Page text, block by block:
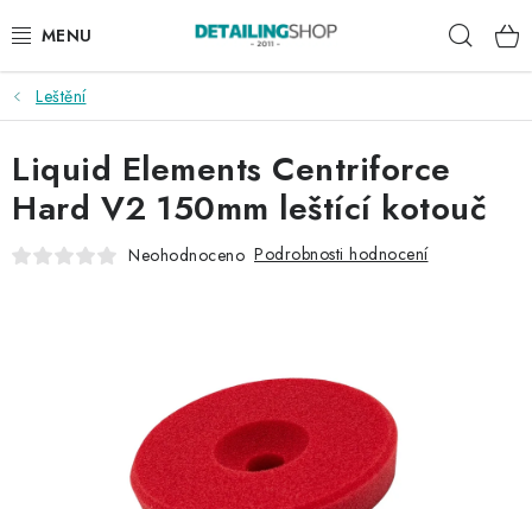
na
AKCE
NOVINKY
EXTERIÉR
DÁRKOVÉ SADY A POUKAZY
Leštění
Liquid Elements Centriforce
Hard V2 150mm leštící kotouč
Neohodnoceno Podrobnosti hodnocení